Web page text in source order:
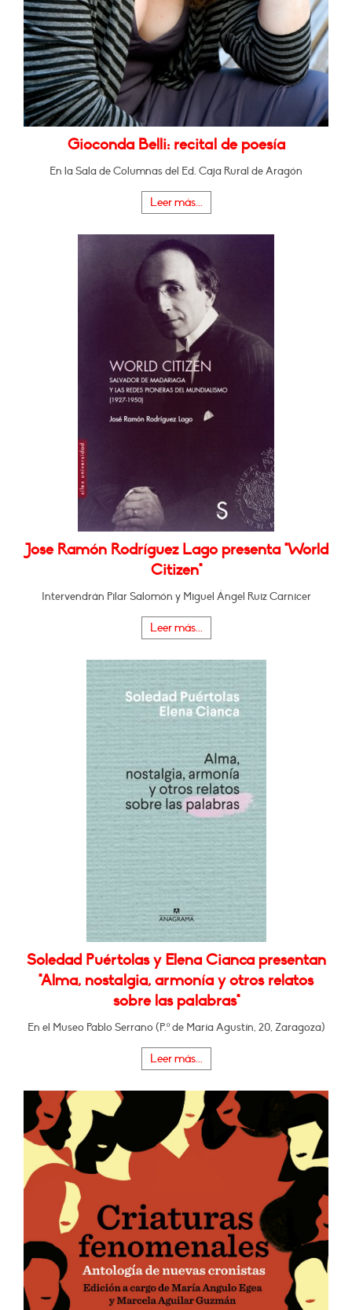
Gioconda Belli: recital de poesía
En la Sala de Columnas del Ed. Caja Rural de Aragón
Leer más...
Jose Ramón Rodríguez Lago presenta "World
Citizen"
Intervendrán Pilar Salomón y Miguel Ángel Ruiz Carnicer
Leer más...
Soledad Puértolas y Elena Cianca presentan
"Alma, nostalgia, armonía y otros relatos
sobre las palabras"
En el Museo Pablo Serrano (P.º de María Agustín, 20, Zaragoza)
Leer más...